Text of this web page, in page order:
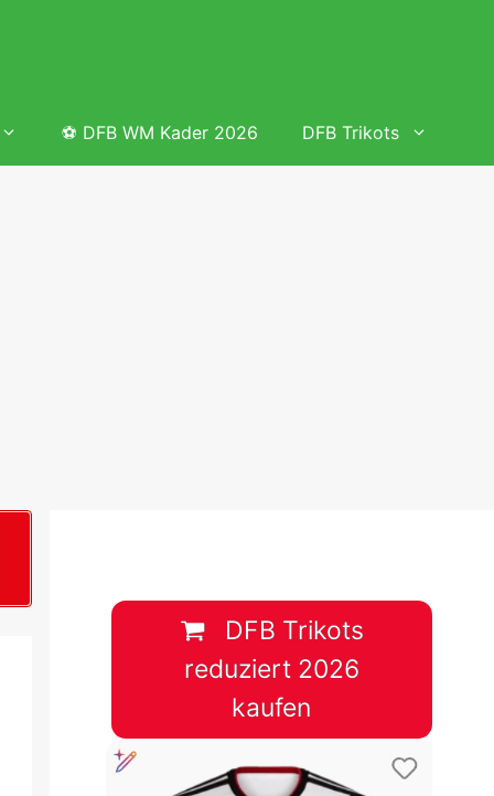
&
&
Tabelle
⚽ DFB WM Kader 2026 DFB Trikots
DFB Trikots
reduziert 2026
kaufen